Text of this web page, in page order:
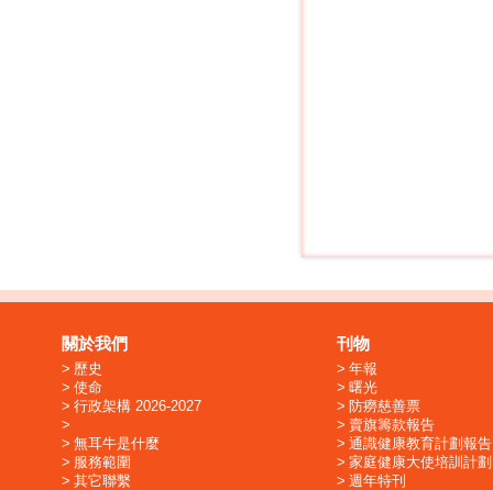
關於我們
歷史
使命
行政架構 2026-2027
無耳牛是什麼
服務範圍
其它聯繫
刊物
年報
曙光
防癆慈善票
賣旗籌款報告
通識健康教育計劃報告
家庭健康大使培訓計劃
週年特刊